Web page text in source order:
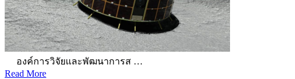
องค์การวิจัยและพัฒนาการส …
Read More